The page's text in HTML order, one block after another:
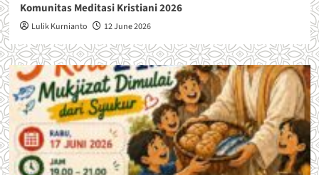
Komunitas Meditasi Kristiani 2026
Lulik Kurnianto 12 June 2026